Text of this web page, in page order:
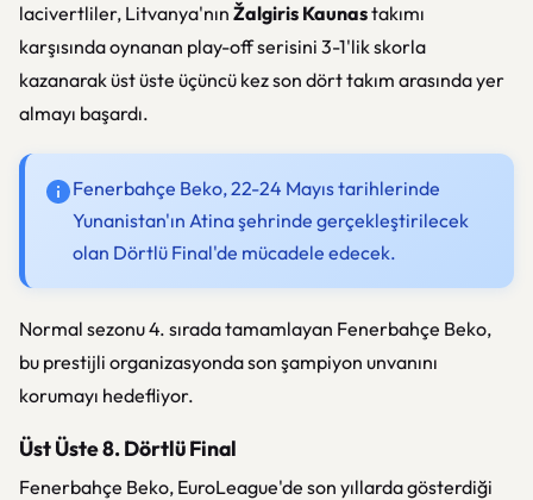
lacivertliler, Litvanya'nın Žalgiris Kaunastakımı
karşısında oynanan play-off serisini 3-1'lik skorla
kazanarak üst üste üçüncü kez son dört takım arasında yer
almayı başardı.
Fenerbahçe Beko, 22-24 Mayıs tarihlerinde
Yunanistan'ın Atina şehrinde gerçekleştirilecek
olan Dörtlü Final'de mücadele edecek.
Normal sezonu 4. sırada tamamlayan Fenerbahçe Beko,
bu prestijli organizasyonda son şampiyon unvanını
korumayı hedefliyor.
Üst Üste 8. Dörtlü Final
Fenerbahçe Beko, EuroLeague'de son yıllarda gösterdiği